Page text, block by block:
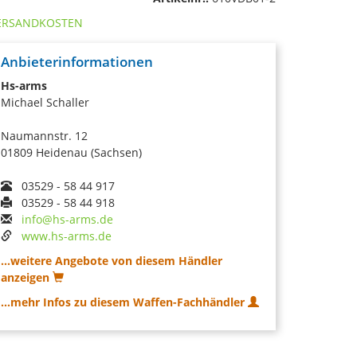
Anbieterinformationen
Hs-arms
Michael Schaller
Naumannstr. 12
01809 Heidenau (Sachsen)
03529 - 58 44 917
03529 - 58 44 918
info@hs-arms.de
www.hs-arms.de
...weitere Angebote von diesem Händler
anzeigen
...mehr Infos zu diesem Waffen-Fachhändler